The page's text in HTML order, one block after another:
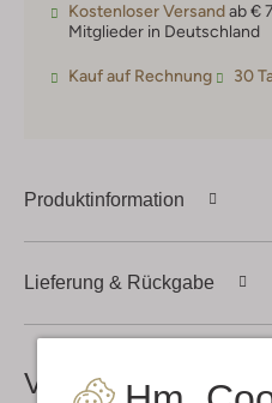
Kostenloser Versandab €
Mitglieder in Deutschland
Kauf auf Rechnung 30
Produktinformation
Lieferung & Rückgabe
Vervollständige